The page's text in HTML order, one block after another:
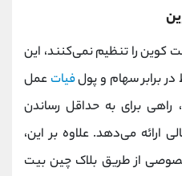
کوین را تنظیم نمی‌کنند، این
در برابر سهام و پولفیات عمل
راهی برای به حداقل رساندن
ارائه می‌دهد. علاوه بر این،
خصوصی از طریق بلاک چین بیت